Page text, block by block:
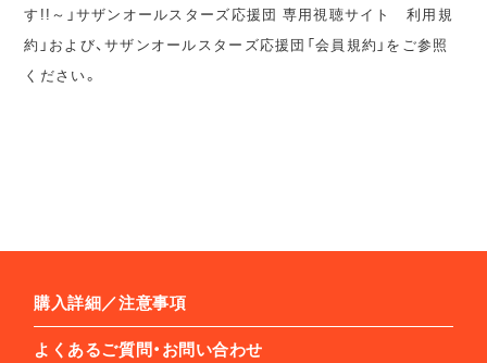
す!!～」サザンオールスターズ応援団 専用視聴サイト 利用規
約」および、サザンオールスターズ応援団「会員規約」をご参照
ください。
購入詳細／注意事項
よくあるご質問・お問い合わせ